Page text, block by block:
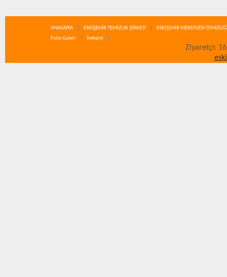
ANASAYFA ESKİŞEHİR TEMİZLİK ŞİRKETİ
ESKİŞEHİR MERDİVEN
Foto Galeri
İletişim
Ziyaretçi: